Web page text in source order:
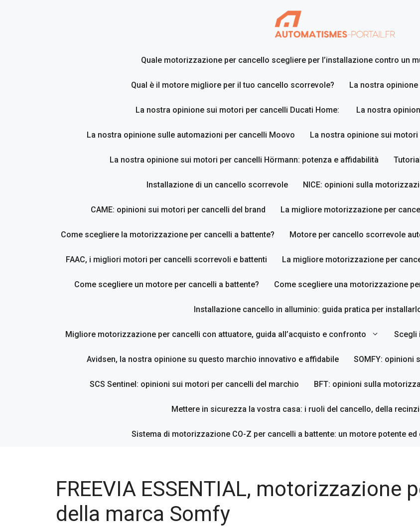
Quale motorizzazione per cancello scegliere per l’installazione contro un
Qual è il motore migliore per il tuo cancello scorrevole? La nostra
La nostra opinione sui motori per cancelli Ducati Home: La nostra
La nostra opinione sulle automazioni per cancelli Moovo La nostra opinione sui
La nostra opinione sui motori per cancelli Hörmann: potenza e affidabilità
Installazione di un cancello scorrevole NICE: opinioni sulla
CAME: opinioni sui motori per cancelli del brand La migliore motorizzazione per
Come scegliere la motorizzazione per cancelli a battente? Motore per cancello scorrevole
FAAC, i migliori motori per cancelli scorrevoli e battenti La migliore motorizzazione per
Come scegliere un motore per cancelli a battente? Come scegliere una motorizzazione
Installazione cancello in alluminio: guida pratica per
Migliore motorizzazione per cancelli con attuatore, guida all’acquisto e confronto Scegli
Avidsen, la nostra opinione su questo marchio innovativo e affidabile SOMFY: opinioni
SCS Sentinel: opinioni sui motori per cancelli del marchio BFT: opinioni sulla
Mettere in sicurezza la vostra casa: i ruoli del cancello, della
Sistema di motorizzazione CO-Z per cancelli a battente: un motore potente
FREEVIA ESSENTIAL, motorizzazione
della marca Somfy